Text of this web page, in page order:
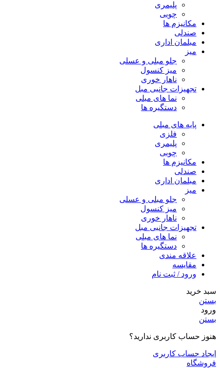
پلیمری
چوبی
مکانیزم ها
صندلی
مبلمان اداری
میز
جلو مبلی و عسلی
میز کنسول
ناهار خوری
تجهیزات جانبی مبل
نما های مبلی
دستگیره ها
پایه های مبلی
فلزی
پلیمری
چوبی
مکانیزم ها
صندلی
مبلمان اداری
میز
جلو مبلی و عسلی
میز کنسول
ناهار خوری
تجهیزات جانبی مبل
نما های مبلی
دستگیره ها
علاقه مندی
مقایسه
ورود / ثبت نام
سبد خرید
بستن
ورود
بستن
هنوز حساب کاربری ندارید؟
ایجاد حساب کاربری
فروشگاه